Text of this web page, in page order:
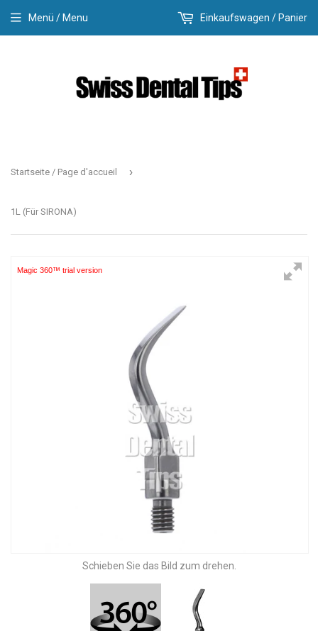
Menü / Menu Einkaufswagen / Panier
Startseite / Page d'accueil ›
1L (Für SIRONA)
Magic 360™ trial version
Schieben Sie das Bild zum drehen.